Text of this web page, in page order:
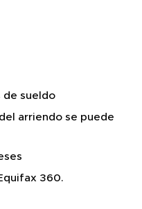
de sueldo
arriendo se puede
360.